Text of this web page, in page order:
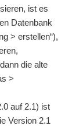
ist es
Datenbank
> erstellen“),
die alte
>
auf 2.1) ist
Version 2.1